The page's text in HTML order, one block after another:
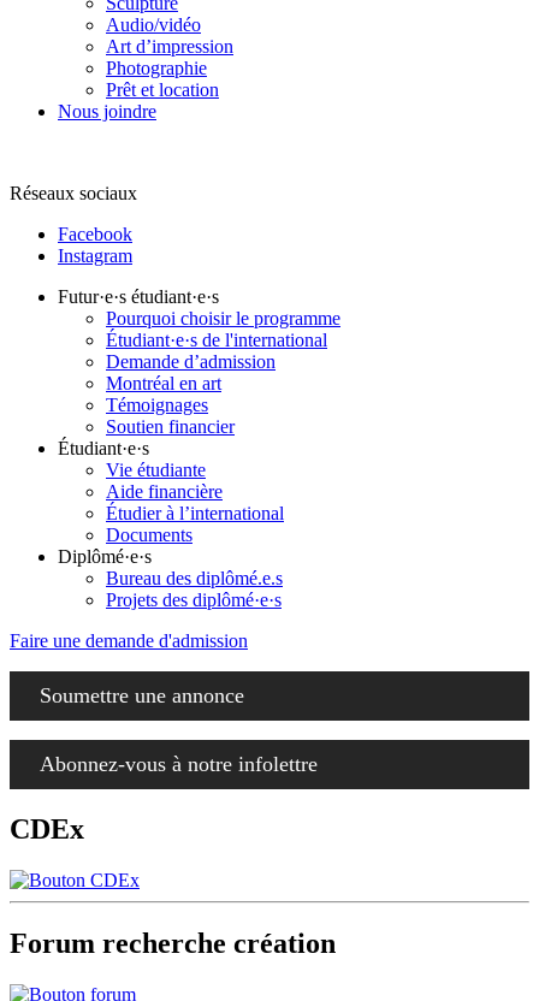
Audio/vidéo
Art d’impression
Photographie
Prêt et location
Nous joindre
Réseaux sociaux
Facebook
Instagram
Futur·e·s étudiant·e·s
Pourquoi choisir le programme
Étudiant·e·s de l'international
Demande d’admission
Montréal en art
Témoignages
Soutien financier
Étudiant·e·s
Vie étudiante
Aide financière
Étudier à l’international
Documents
Diplômé·e·s
Bureau des diplômé.e.s
Projets des diplômé·e·s
Faire une demande d'admission
Soumettre une annonce
Abonnez-vous à notre infolettre
CDEx
Forum recherche création